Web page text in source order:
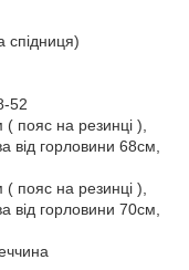
спідниця)
52
пояс на резинці ),
від горловини 68см,
пояс на резинці ),
від горловини 70см,